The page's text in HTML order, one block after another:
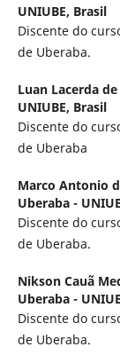
UNIUBE, Brasil
Discente do
de Uberaba.
Luan Lacerda de
UNIUBE, Brasil
Discente do
de Uberaba
Marco Antonio
Uberaba -
Discente do
de Uberaba.
Nikson Cauã
Uberaba -
Discente do
de Uberaba.